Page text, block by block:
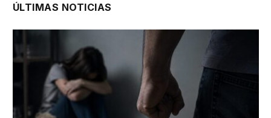
ÚLTIMAS NOTICIAS